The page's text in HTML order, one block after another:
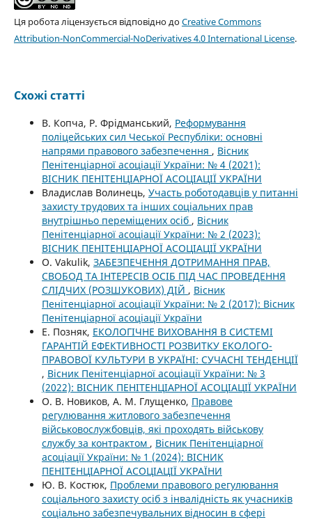
Ця робота ліцензується відповідно доCreative Commons
Attribution-NonCommercial-NoDerivatives 4.0 International License.
Схожі статті
В. Копча, Р. Фрідманський, Реформування
поліцейських сил Чеської Республіки: основні
напрями правового забезпечення , Вісник
Пенітенціарної асоціації України: № 4 (2021):
ВІСНИК ПЕНІТЕНЦІАРНОЇ АСОЦІАЦІЇ УКРАЇНИ
Владислав Волинець, Участь роботодавців у питанні
захисту трудових та інших соціальних прав
внутрішньо переміщених осіб , Вісник
Пенітенціарної асоціації України: № 2 (2023):
ВІСНИК ПЕНІТЕНЦІАРНОЇ АСОЦІАЦІЇ УКРАЇНИ
O. Vakulik, ЗАБЕЗПЕЧЕННЯ ДОТРИМАННЯ ПРАВ,
СВОБОД ТА ІНТЕРЕСІВ ОСІБ ПІД ЧАС ПРОВЕДЕННЯ
СЛІДЧИХ (РОЗШУКОВИХ) ДІЙ , Вісник
Пенітенціарної асоціації України: № 2 (2017): Вісник
Пенітенціарної асоціації України
Е. Позняк, ЕКОЛОГІЧНЕ ВИХОВАННЯ В СИСТЕМІ
ГАРАНТІЙ ЕФЕКТИВНОСТІ РОЗВИТКУ ЕКОЛОГО-
ПРАВОВОЇ КУЛЬТУРИ В УКРАЇНІ: СУЧАСНІ ТЕНДЕНЦІЇ
, Вісник Пенітенціарної асоціації України: № 3
(2022): ВІСНИК ПЕНІТЕНЦІАРНОЇ АСОЦІАЦІЇ УКРАЇНИ
О. В. Новиков, А. М. Глущенко, Правове
регулювання житлового забезпечення
військовослужбовців, які проходять військову
службу за контрактом , Вісник Пенітенціарної
асоціації України: № 1 (2024): ВІСНИК
ПЕНІТЕНЦІАРНОЇ АСОЦІАЦІЇ УКРАЇНИ
Ю. В. Костюк, Проблеми правового регулювання
соціального захисту осіб з інвалідність як учасників
соціально забезпечувальних відносин в сфері